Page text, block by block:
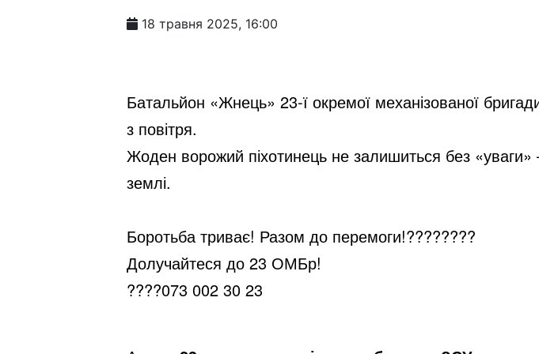
18 травня 2025, 16:00
Батальйон «Жнець» 23-ї окремої механізованої
з повітря.
Жоден ворожий піхотинець не залишиться без
землі.
Боротьба триває! Разом до перемоги!????????
Долучайтеся до 23 ОМБр!
????073 002 30 23